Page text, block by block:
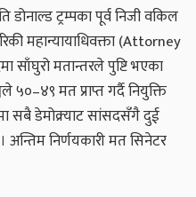
डोनाल्ड ट्रम्पका पूर्व निजी वकिल
महान्यायाधिवक्ता (Attorney
साँघुरो मतान्तरले पुष्टि भएका
मत प्राप्त गर्दै नियुक्ति
सबै डेमोक्र्याट सांसदसँगै दुई
अन्तिम निर्णयकारी मत सिनेटर